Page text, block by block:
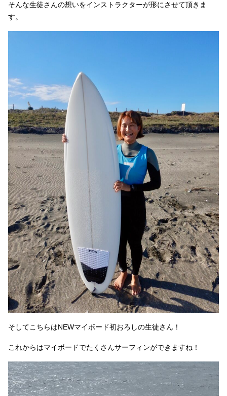
そんな生徒さんの想いをインストラクターが形にさせて頂きま
す。
そしてこちらはNEWマイボード初おろしの生徒さん！
これからはマイボードでたくさんサーフィンができますね！